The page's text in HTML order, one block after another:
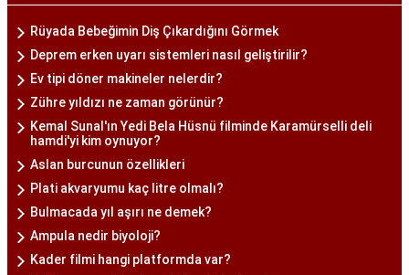
Rüyada Bebeğimin Diş Çıkardığını Görmek
Deprem erken uyarı sistemleri nasıl geliştirilir?
Ev tipi döner makineler nelerdir?
Zühre yıldızı ne zaman görünür?
Kemal Sunal'ın Yedi Bela Hüsnü filminde Karamürselli deli
hamdi'yi kim oynuyor?
Aslan burcunun özellikleri
Plati akvaryumu kaç litre olmalı?
Bulmacada yıl aşırı ne demek?
Ampula nedir biyoloji?
Kader filmi hangi platformda var?